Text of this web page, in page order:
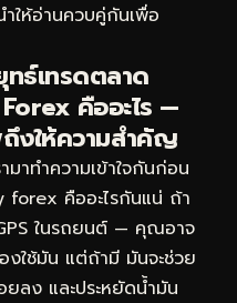
ำให้อ่านควบคู่กันเพื่อ
ธ์เทรดตลาด
คืออะไร —
งให้ความสำคัญ
มาทำความเข้าใจกันก่อน
คืออะไรกันแน่ ถ้า
ในรถยนต์ — คุณอาจ
งใช้มัน แต่ถ้ามี มันจะช่วย
ลง และประหยัดน้ำมัน